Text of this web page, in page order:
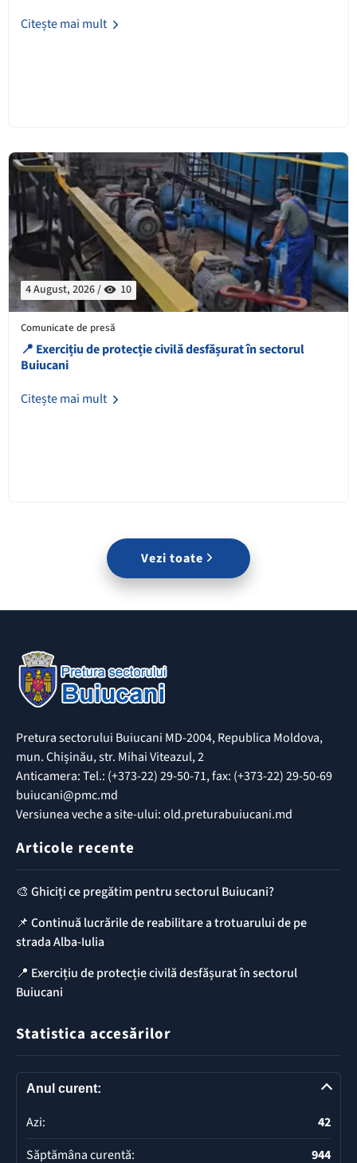
Citește mai mult
4 August, 2026 / 10
Comunicate de presă
📍 Exercițiu de protecție civilă desfășurat în sectorul
Buiucani
Citește mai mult
Vezi toate
Pretura sectorului Buiucani MD-2004, Republica Moldova,
mun. Chișinău, str. Mihai Viteazul, 2
Anticamera: Tel.: (+373-22) 29-50-71, fax: (+373-22) 29-50-69
buiucani@pmc.md
Versiunea veche a site-ului: old.preturabuiucani.md
Articole recente
🎨 Ghiciți ce pregătim pentru sectorul Buiucani?
📌 Continuă lucrările de reabilitare a trotuarului de pe
strada Alba-Iulia
📍 Exercițiu de protecție civilă desfășurat în sectorul
Buiucani
Statistica accesărilor
Anul curent:
Azi:
42
Săptămâna curentă:
944